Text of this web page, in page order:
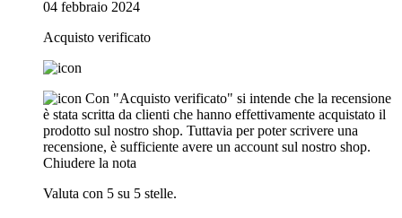
04 febbraio 2024
Acquisto verificato
Con "Acquisto verificato" si intende che la recensione
è stata scritta da clienti che hanno effettivamente acquistato il
prodotto sul nostro shop. Tuttavia per poter scrivere una
recensione, è sufficiente avere un account sul nostro shop.
Chiudere la nota
Valuta con 5 su 5 stelle.